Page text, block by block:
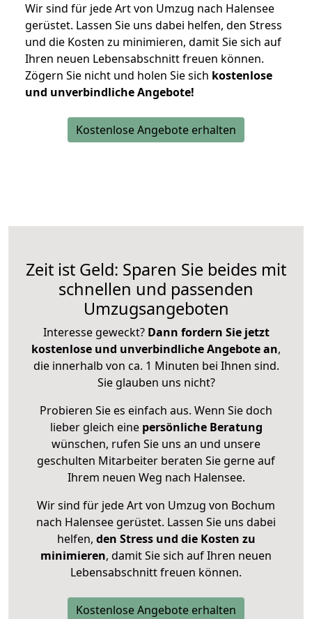
Wir sind für jede Art von Umzug nach Halensee
gerüstet. Lassen Sie uns dabei helfen, den Stress
und die Kosten zu minimieren, damit Sie sich auf
Ihren neuen Lebensabschnitt freuen können.
Zögern Sie nicht und holen Sie sich kostenlose
und unverbindliche Angebote!
Kostenlose Angebote erhalten
Zeit ist Geld: Sparen Sie beides mit
schnellen und passenden
Umzugsangeboten
Interesse geweckt? Dann fordern Sie jetzt
kostenlose und unverbindliche Angebote an,
die innerhalb von ca. 1 Minuten bei Ihnen sind.
Sie glauben uns nicht?
Probieren Sie es einfach aus. Wenn Sie doch
lieber gleich eine persönliche Beratung
wünschen, rufen Sie uns an und unsere
geschulten Mitarbeiter beraten Sie gerne auf
Ihrem neuen Weg nach Halensee.
Wir sind für jede Art von Umzug von Bochum
nach Halensee gerüstet. Lassen Sie uns dabei
helfen, den Stress und die Kosten zu
minimieren, damit Sie sich auf Ihren neuen
Lebensabschnitt freuen können.
Kostenlose Angebote erhalten